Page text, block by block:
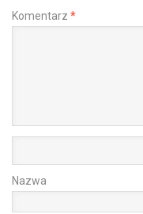
Komentarz *
Nazwa